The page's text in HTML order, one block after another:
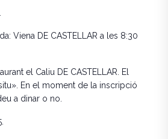
: Viena DE CASTELLAR a les 8:30
el Caliu DE CASTELLAR. El
En el moment de la inscripció
a dinar o no.